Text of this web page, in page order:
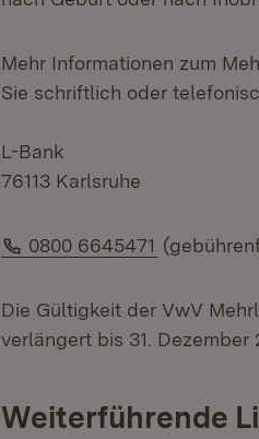
Mehr Informationen zum
Sie schriftlich oder
L-Bank
76113 Karlsruhe
Telefon:
0800 6645471
Die Gültigkeit der VwV
verlängert bis 31. Dezember
Weiterführende